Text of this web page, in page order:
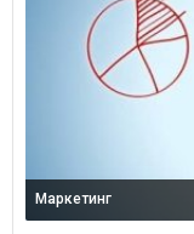
Маркетинг